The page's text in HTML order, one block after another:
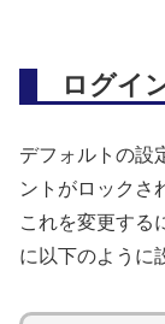
ログイ
デフォルトの設
ントがロックさ
これを変更する
に以下のように